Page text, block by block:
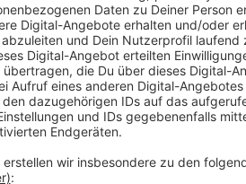
Laut Stadt erfolgen heutzutage
Wunsch auch künftig
eine gute Möglichkeit. Dabeiwird
Wurzelbereich eines Baumes
Rasenfeld mit einer Rotbuche
Stadt bis zu 300 Urnen Platz.